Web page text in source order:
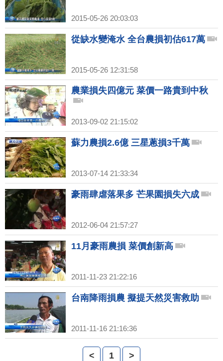
2015-05-26 20:03:03
從缺水變淹水 全台農損初估617萬
2015-05-26 12:31:58
農業損失四億元 菜價一路貴到中秋
2013-09-02 21:15:02
蘇力農損2.6億 三星蔥損3千萬
2013-07-14 21:33:34
豪雨肆虐落果多 芒果園損失六成
2012-06-04 21:57:27
11月豪雨農損 菜價創新高
2011-11-23 21:22:16
台南降雨損農 擬提天然災害救助
2011-11-16 21:16:36
< 1 >